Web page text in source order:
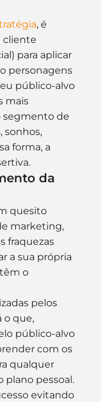
, é
cliente
para aplicar
personagens
público-alvo
mais
segmento de
sonhos,
forma, a
da
quesito
marketing,
fraquezas
a sua própria
o
pelos
o que,
público-alvo
com os
qualquer
plano pessoal.
evitando